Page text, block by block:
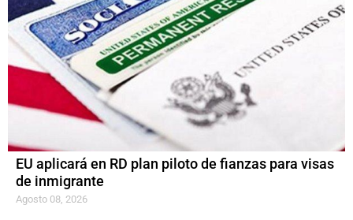
EU aplicará en RD plan piloto de fianzas para visas
de inmigrante
Agosto 08, 2026